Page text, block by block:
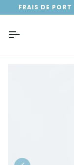
Passer
au
FRAIS DE PORT